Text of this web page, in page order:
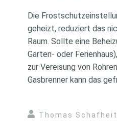
Die
geheizt, reduziert das
Raum. Sollte eine
Garten- oder
zur Vereisung von
Gasbrenner kann das
Thomas